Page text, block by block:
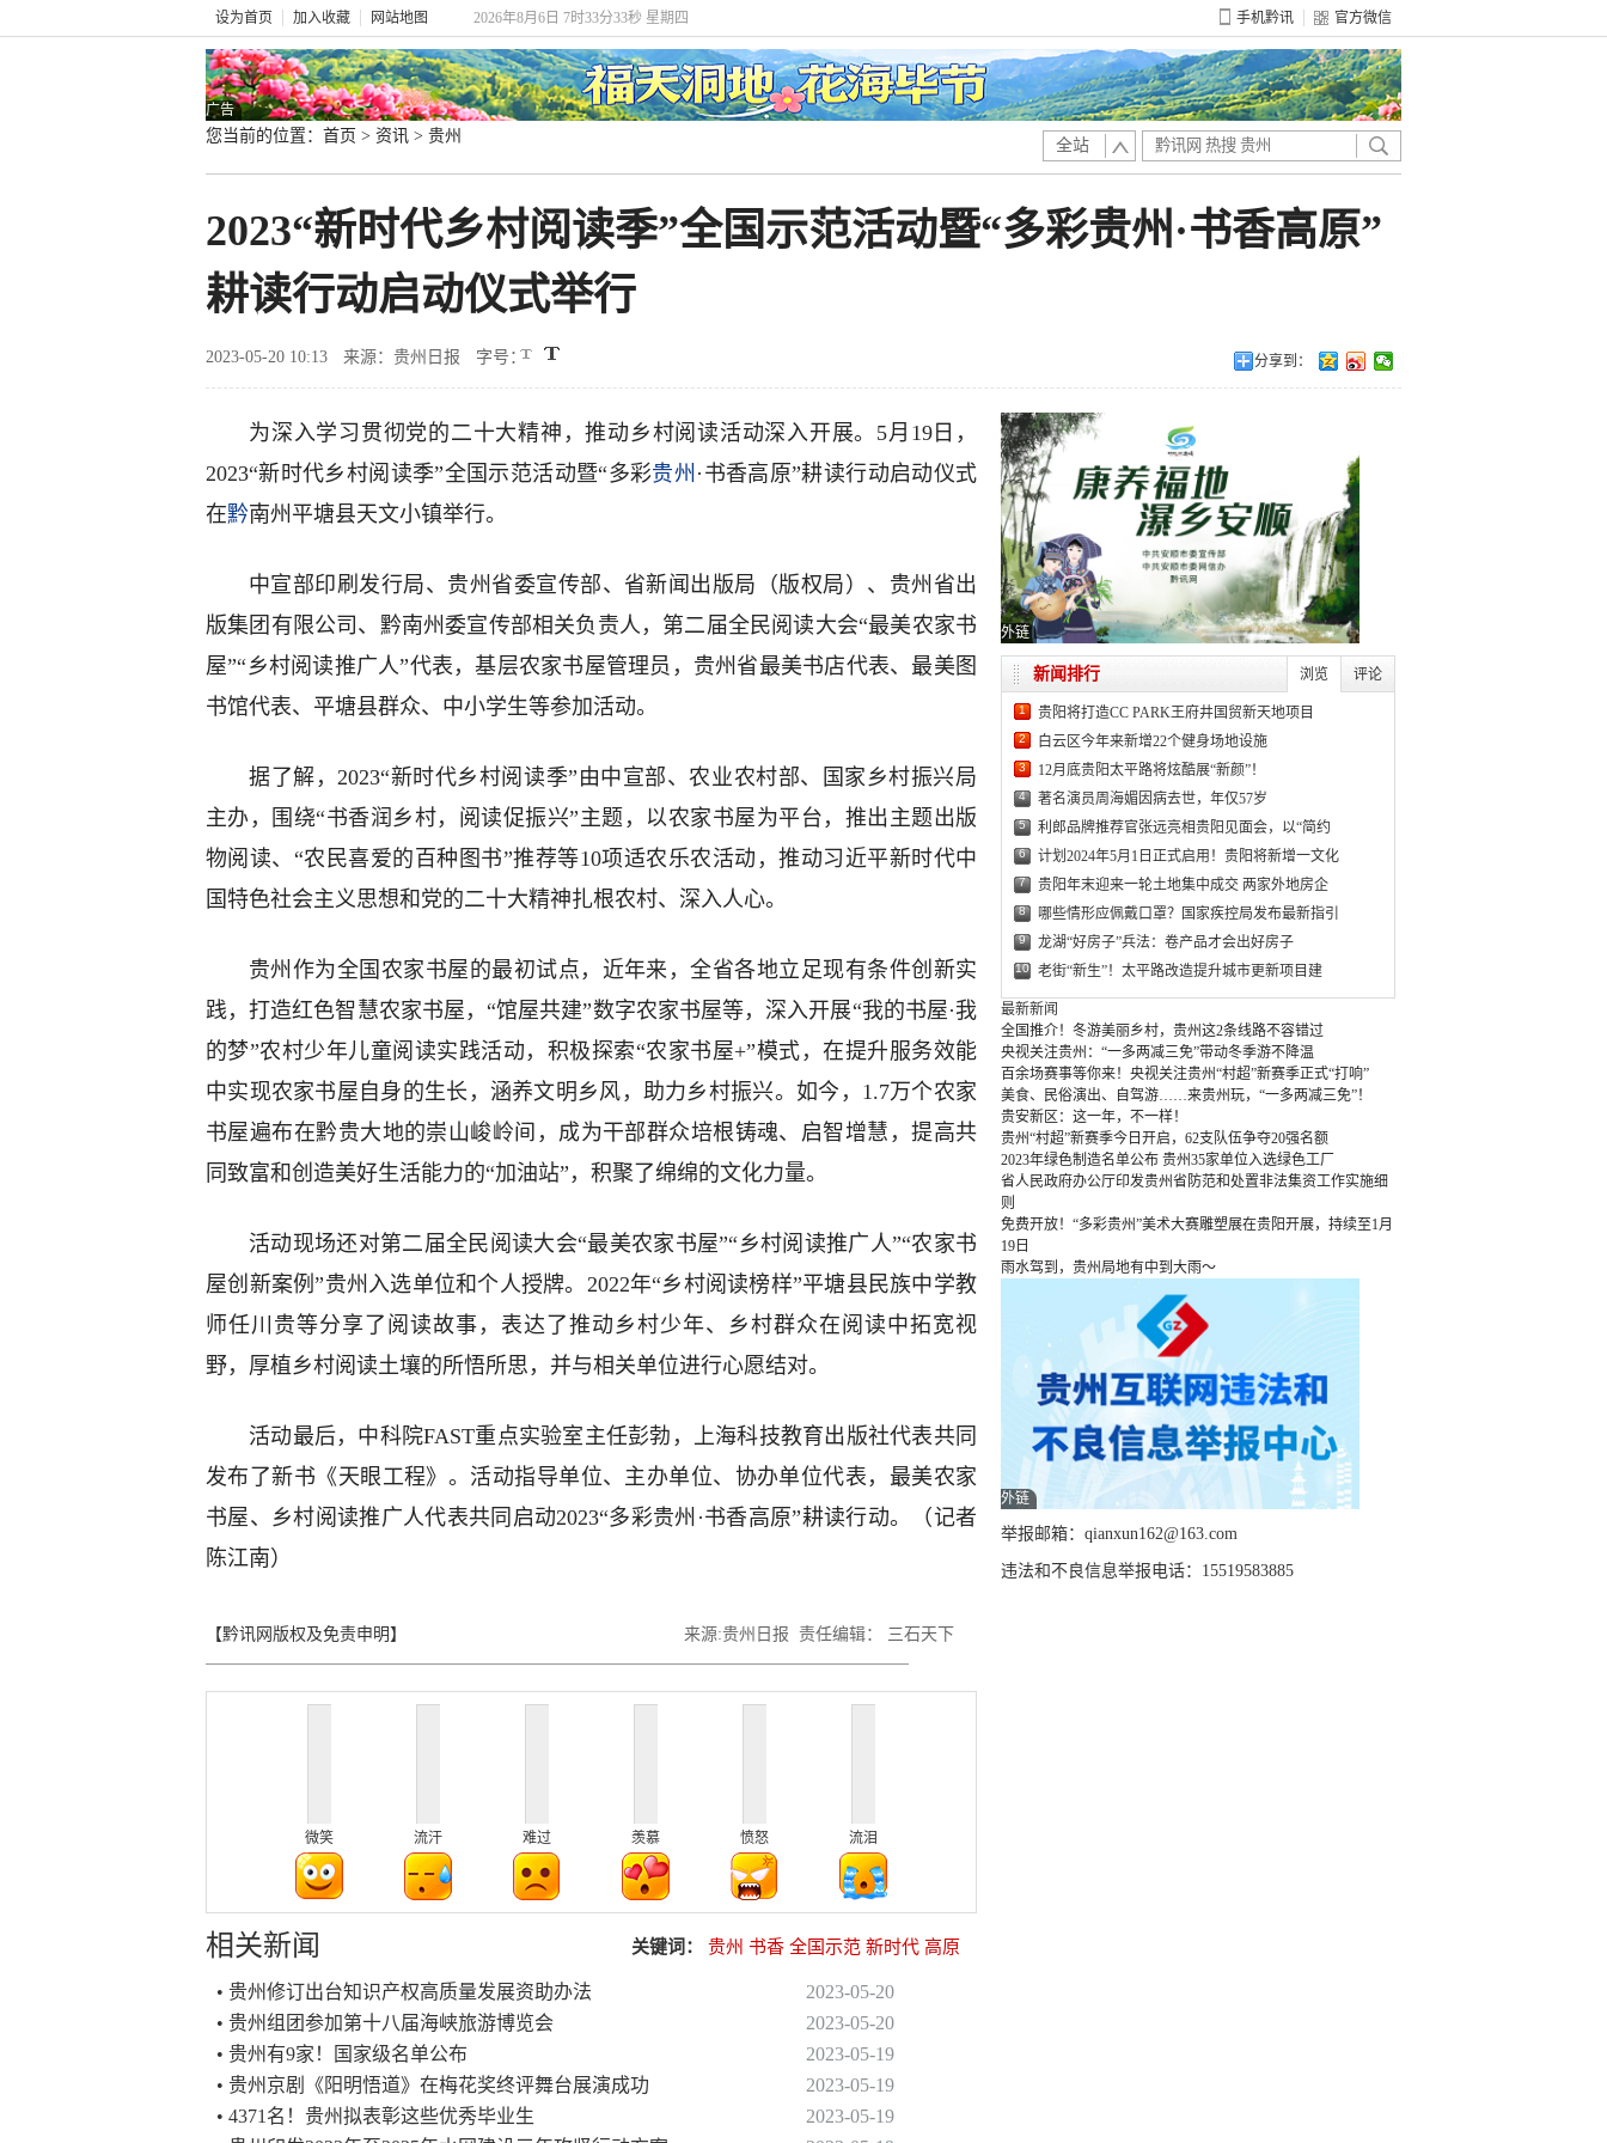
设为首页 加入收藏 网站地图 2026年8月6日 7时33分33秒 星期四 手机黔讯 官方微信
广告
您当前的位置： 首页 > 资讯 > 贵州
全站
2023“新时代乡村阅读季”全国示范活动暨“多彩贵州·书香高原”
耕读行动启动仪式举行
2023-05-20 10:13 来源：贵州日报 字号： 分享到：
为深入学习贯彻党的二十大精神，推动乡村阅读活动深入开展。5月19日，
2023“新时代乡村阅读季”全国示范活动暨“多彩贵州 ·书香高原”耕读行动启动仪式
在黔南州平塘县天文小镇举行。
中宣部印刷发行局、贵州省委宣传部、省新闻出版局（版权局）、贵州省出
版集团有限公司、黔南州委宣传部相关负责人，第二届全民阅读大会“最美农家书
屋”“乡村阅读推广人”代表，基层农家书屋管理员，贵州省最美书店代表、最美图
书馆代表、平塘县群众、中小学生等参加活动。
据了解，2023“新时代乡村阅读季”由中宣部、农业农村部、国家乡村振兴局
主办，围绕“书香润乡村，阅读促振兴”主题，以农家书屋为平台，推出主题出版
物阅读、“农民喜爱的百种图书”推荐等10项适农乐农活动，推动习近平新时代中
国特色社会主义思想和党的二十大精神扎根农村、深入人心。
贵州作为全国农家书屋的最初试点，近年来，全省各地立足现有条件创新实
践，打造红色智慧农家书屋，“馆屋共建”数字农家书屋等，深入开展“我的书屋·我
的梦”农村少年儿童阅读实践活动，积极探索“农家书屋+”模式，在提升服务效能
中实现农家书屋自身的生长，涵养文明乡风，助力乡村振兴。如今，1.7万个农家
书屋遍布在黔贵大地的崇山峻岭间，成为干部群众培根铸魂、启智增慧，提高共
同致富和创造美好生活能力的“加油站”，积聚了绵绵的文化力量。
活动现场还对第二届全民阅读大会“最美农家书屋”“乡村阅读推广人”“农家书
屋创新案例”贵州入选单位和个人授牌。2022年“乡村阅读榜样”平塘县民族中学教
师任川贵等分享了阅读故事，表达了推动乡村少年、乡村群众在阅读中拓宽视
野，厚植乡村阅读土壤的所悟所思，并与相关单位进行心愿结对。
活动最后，中科院FAST重点实验室主任彭勃，上海科技教育出版社代表共同
发布了新书《天眼工程》。活动指导单位、主办单位、协办单位代表，最美农家
书屋、乡村阅读推广人代表共同启动2023“多彩贵州·书香高原”耕读行动。（记者
陈江南）
【黔讯网版权及免责申明】 来源:贵州日报 责任编辑： 三石天下
微笑 流汗 难过 羡慕 愤怒 流泪
相关新闻 关键词： 贵州 书香 全国示范 新时代 高原
• 贵州修订出台知识产权高质量发展资助办法
2023-05-20
• 贵州组团参加第十八届海峡旅游博览会
2023-05-20
• 贵州有9家！国家级名单公布
2023-05-19
• 贵州京剧《阳明悟道》在梅花奖终评舞台展演成功
2023-05-19
• 4371名！贵州拟表彰这些优秀毕业生
2023-05-19
外链
浏览 评论
新闻排行
1 贵阳将打造CC PARK王府井国贸新天地项目
2 白云区今年来新增22个健身场地设施
3 12月底贵阳太平路将炫酷展“新颜”！
4 著名演员周海媚因病去世，年仅57岁
5 利郎品牌推荐官张远亮相贵阳见面会，以“简约
6 计划2024年5月1日正式启用！贵阳将新增一文化
7 贵阳年末迎来一轮土地集中成交 两家外地房企
8 哪些情形应佩戴口罩？国家疾控局发布最新指引
9 龙湖“好房子”兵法：卷产品才会出好房子
10 老街“新生”！太平路改造提升城市更新项目建
最新新闻
全国推介！冬游美丽乡村，贵州这2条线路不容错过
央视关注贵州：“一多两减三免”带动冬季游不降温
百余场赛事等你来！央视关注贵州“村超”新赛季正式“打响”
美食、民俗演出、自驾游……来贵州玩，“一多两减三免”！
贵安新区：这一年，不一样！
贵州“村超”新赛季今日开启，62支队伍争夺20强名额
2023年绿色制造名单公布 贵州35家单位入选绿色工厂
省人民政府办公厅印发贵州省防范和处置非法集资工作实施细
则
免费开放！“多彩贵州”美术大赛雕塑展在贵阳开展，持续至1月
19日
雨水驾到，贵州局地有中到大雨～
外链
举报邮箱：qianxun162@163.com
违法和不良信息举报电话：15519583885